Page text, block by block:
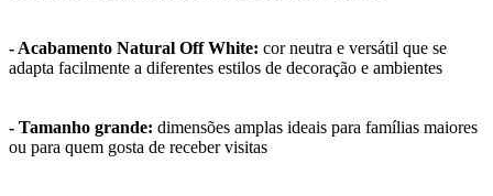
- Acabamento Natural Off White: cor neutra e versátil que se
adapta facilmente a diferentes estilos de decoração e ambientes
- Tamanho grande: dimensões amplas ideais para famílias maiores
ou para quem gosta de receber visitas